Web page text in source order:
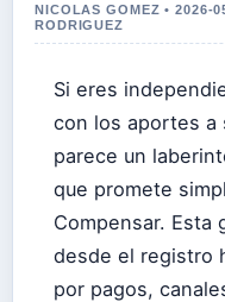
NICOLAS GOMEZ • 2026-
RODRIGUEZ
Si eres
con los aportes a
parece un
que promete
Compensar. Esta
desde el registro
por pagos,